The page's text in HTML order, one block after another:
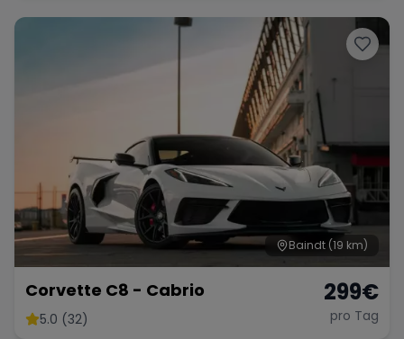
Baindt (19 km)
Corvette C8 - Cabrio
5.0 (32)
299€
pro Tag